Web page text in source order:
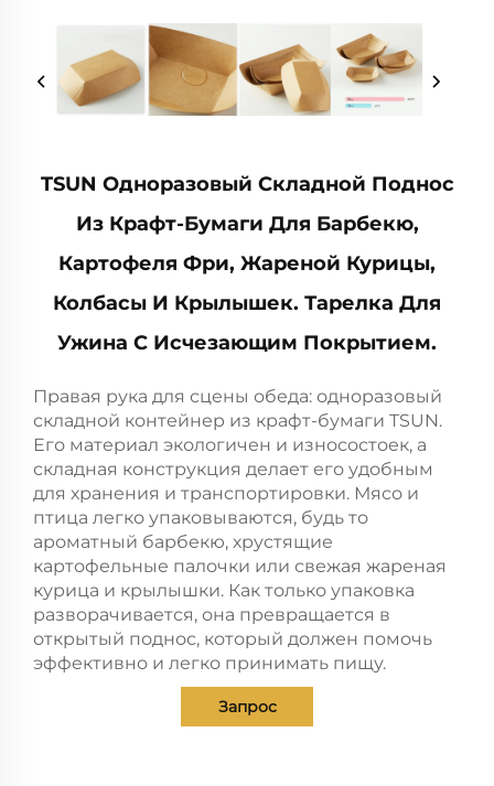
TSUN Одноразовый Складной Поднос
Из Крафт-Бумаги Для Барбекю,
Картофеля Фри, Жареной Курицы,
Колбасы И Крылышек. Тарелка Для
Ужина С Исчезающим Покрытием.
Правая рука для сцены обеда: одноразовый
складной контейнер из крафт-бумаги TSUN.
Его материал экологичен и износостоек, а
складная конструкция делает его удобным
для хранения и транспортировки. Мясо и
птица легко упаковываются, будь то
ароматный барбекю, хрустящие
картофельные палочки или свежая жареная
курица и крылышки. Как только упаковка
разворачивается, она превращается в
открытый поднос, который должен помочь
эффективно и легко принимать пищу.
Запрос